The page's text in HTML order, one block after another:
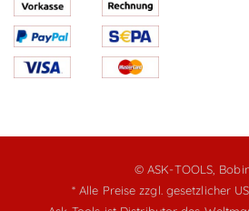
© ASK-TOOLS,
* Alle Preise zzgl. gesetzlicher